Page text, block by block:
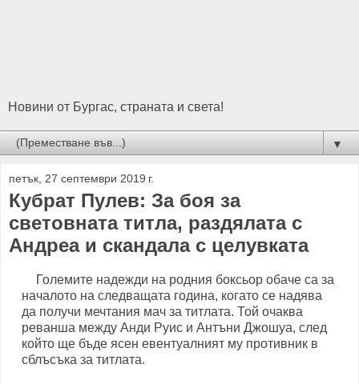
Новини от Бургас, страната и света!
▼
петък, 27 септември 2019 г.
Кубрат Пулев: За боя за
световната титла, раздялата с
Андреа и скандала с целувката
Големите надежди на родния боксьор обаче са за
началото на следващата година, когато се надява
да получи мечтания мач за титлата. Той очаква
реванша между Анди Руис и Антъни Джошуа, след
който ще бъде ясен евентуалният му противник в
сблъсъка за титлата.